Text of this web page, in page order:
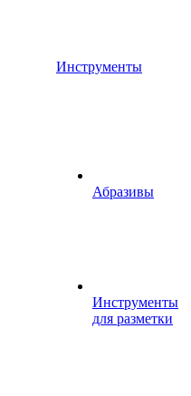
Инструменты
Абразивы
Инструменты
для разметки